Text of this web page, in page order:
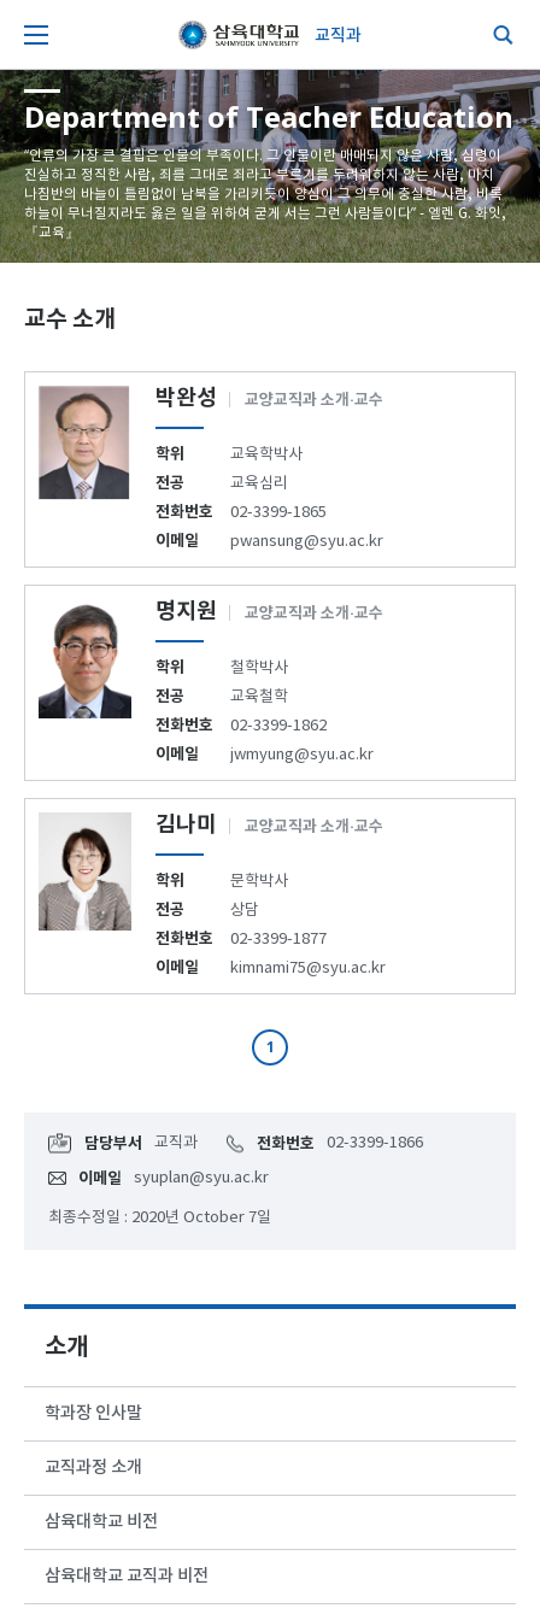
교직과
Department of Teacher Education
“인류의 가장 큰 결핍은 인물의 부족이다. 그 인물이란 매매되지 않은 사람, 심령이
진실하고 정직한 사람, 죄를 그대로 죄라고 부르기를 두려워하지 않는 사람, 마치
나침반의 바늘이 틀림없이 남북을 가리키듯이 양심이 그 의무에 충실한 사람, 비록
하늘이 무너질지라도 옳은 일을 위하여 굳게 서는 그런 사람들이다” - 엘렌 G. 화잇,
『교육』
교수 소개
박완성 교양교직과 소개·교수
학위 교육학박사
전공 교육심리
전화번호 02-3399-1865
이메일 pwansung@syu.ac.kr
명지원 교양교직과 소개·교수
학위 철학박사
전공 교육철학
전화번호 02-3399-1862
이메일 jwmyung@syu.ac.kr
김나미 교양교직과 소개·교수
학위 문학박사
전공 상담
전화번호 02-3399-1877
이메일 kimnami75@syu.ac.kr
1
담당부서 교직과 전화번호 02-3399-1866
이메일 syuplan@syu.ac.kr
최종수정일 : 2020년 October 7일
소개
학과장 인사말
교직과정 소개
삼육대학교 비전
삼육대학교 교직과 비전